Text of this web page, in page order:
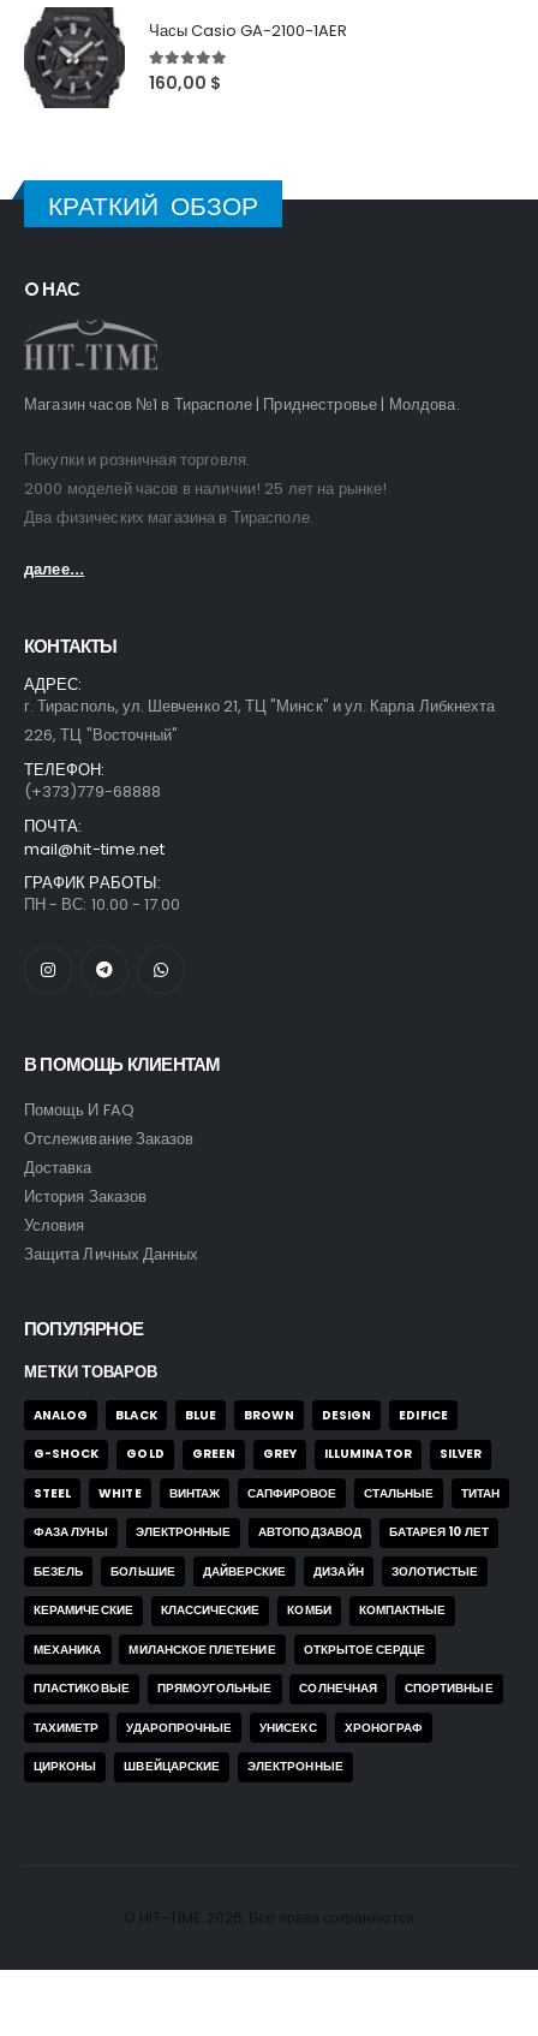
Часы Casio GA-2100-1AER
5out of 5
160,00 $
КРАТКИЙ ОБЗОР
O НАС
Магазин часов №1 в Тирасполе | Приднестровье | Молдова.
Покупки и розничная торговля.
2000 моделей часов в наличии! 25 лет на рынке!
Два физических магазина в Тирасполе.
далее...
КОНТАКТЫ
АДРЕС:
г. Тирасполь, ул. Шевченко 21, ТЦ "Минск" и ул. Карла Либкнехта
226, ТЦ "Восточный"
ТЕЛЕФОН:
(+373)779-68888
ПОЧТА:
mail@hit-time.net
ГРАФИК РАБОТЫ:
ПН - ВС: 10.00 - 17.00
В ПОМОЩЬ КЛИЕНТАМ
Помощь И FAQ
Отслеживание Заказов
Доставка
История Заказов
Условия
Защита Личных Данных
ПОПУЛЯРНОЕ
МЕТКИ ТОВАРОВ
ANALOG BLACK BLUE BROWN DESIGN EDIFICE
G-SHOCK GOLD GREEN GREY ILLUMINATOR SILVER
STEEL WHITE ВИНТАЖ САПФИРОВОЕ СТАЛЬНЫЕ ТИТАН
ФАЗА ЛУНЫ ЭЛЕКТРОННЫЕ АВТОПОДЗАВОД БАТАРЕЯ 10 ЛЕТ
БЕЗЕЛЬ БОЛЬШИЕ ДАЙВЕРСКИЕ ДИЗАЙН ЗОЛОТИСТЫЕ
КЕРАМИЧЕСКИЕ КЛАССИЧЕСКИЕ КОМБИ КОМПАКТНЫЕ
МЕХАНИКА МИЛАНСКОЕ ПЛЕТЕНИЕ ОТКРЫТОЕ СЕРДЦЕ
ПЛАСТИКОВЫЕ ПРЯМОУГОЛЬНЫЕ СОЛНЕЧНАЯ СПОРТИВНЫЕ
ТАХИМЕТР УДАРОПРОЧНЫЕ УНИСЕКС ХРОНОГРАФ
ЦИРКОНЫ ШВЕЙЦАРСКИЕ ЭЛЕКТРОННЫЕ
© HIT-TIME. 2026. Все права сохраняются